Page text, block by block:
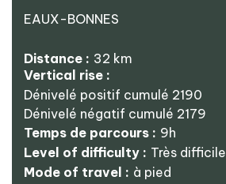
EAUX-BONNES
Distance : 32 km
Vertical rise :
Dénivelé positif cumulé 2190
Dénivelé négatif cumulé 2179
Temps de parcours : 9h
Level of difficulty : Très difficile
Mode of travel : à pied